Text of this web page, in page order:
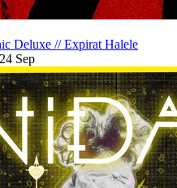
Deluxe //Expirat Halele
Sep